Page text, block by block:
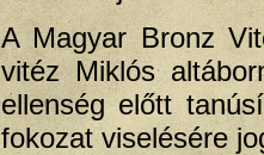
A Magyar Bronz
vitéz Miklós
ellenség előtt
fokozat viselésére